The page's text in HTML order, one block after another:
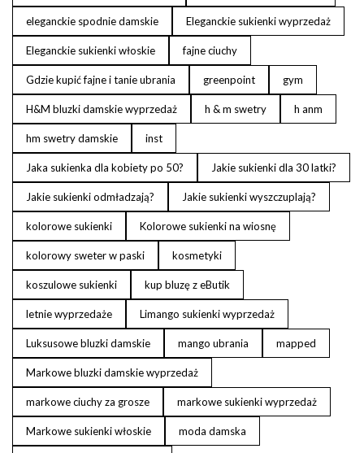
eleganckie spodnie damskie Eleganckie sukienki wyprzedaż
Eleganckie sukienki włoskie fajne ciuchy
Gdzie kupić fajne i tanie ubrania greenpoint gym
H&M bluzki damskie wyprzedaż h & m swetry h anm
hm swetry damskie inst
Jaka sukienka dla kobiety po 50? Jakie sukienki dla 30 latki?
Jakie sukienki odmładzają? Jakie sukienki wyszczuplają?
kolorowe sukienki Kolorowe sukienki na wiosnę
kolorowy sweter w paski kosmetyki
koszulowe sukienki kup bluzę z eButik
letnie wyprzedaże Limango sukienki wyprzedaż
Luksusowe bluzki damskie mango ubrania mapped
Markowe bluzki damskie wyprzedaż
markowe ciuchy za grosze markowe sukienki wyprzedaż
Markowe sukienki włoskie moda damska